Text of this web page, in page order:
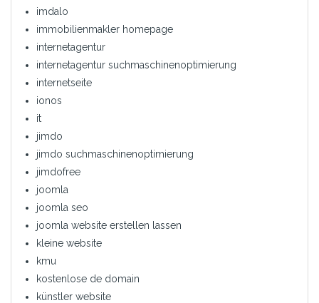
imdalo
immobilienmakler homepage
internetagentur
internetagentur suchmaschinenoptimierung
internetseite
ionos
it
jimdo
jimdo suchmaschinenoptimierung
jimdofree
joomla
joomla seo
joomla website erstellen lassen
kleine website
kmu
kostenlose de domain
künstler website